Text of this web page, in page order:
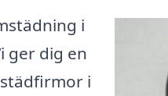
i
ger dig en
i